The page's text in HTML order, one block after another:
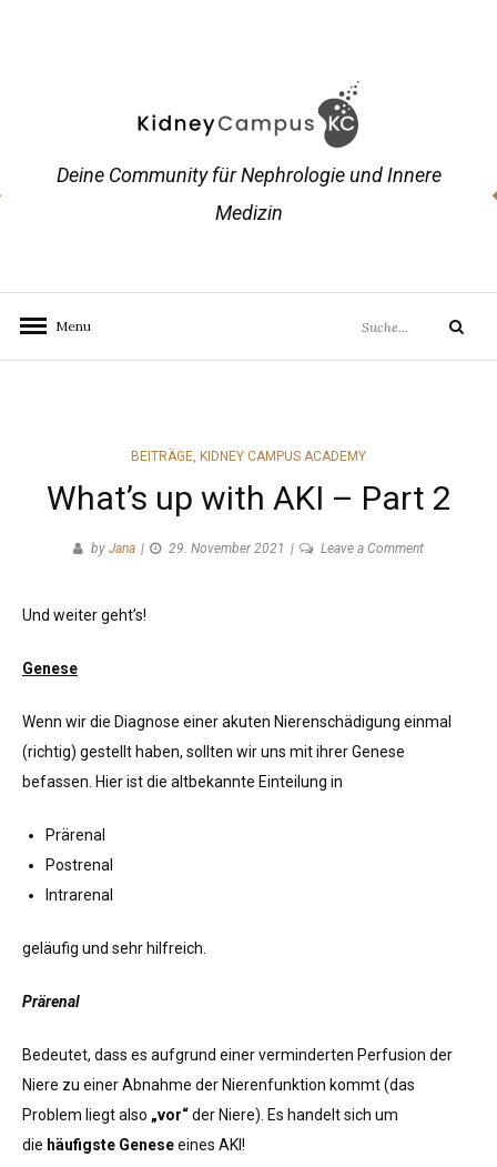
Deine Community für Nephrologie und Innere
Medizin
Menu
Search
Search
CATEGORIES
BEITRÄGE, KIDNEY CAMPUS ACADEMY
What’s up with AKI – Part 2
by Jana 29. November 2021 Leave a Commenton
2
Und weiter geht’s!
Genese
Wenn wir die Diagnose einer akuten Nierenschädigung einmal
(richtig) gestellt haben, sollten wir uns mit ihrer Genese
befassen. Hier ist die altbekannte Einteilung in
Prärenal
Postrenal
Intrarenal
geläufig und sehr hilfreich.
Prärenal
Bedeutet, dass es aufgrund einer verminderten Perfusion der
Niere zu einer Abnahme der Nierenfunktion kommt (das
Problem liegt also „vor“der Niere). Es handelt sich um
die häufigste Geneseeines AKI!